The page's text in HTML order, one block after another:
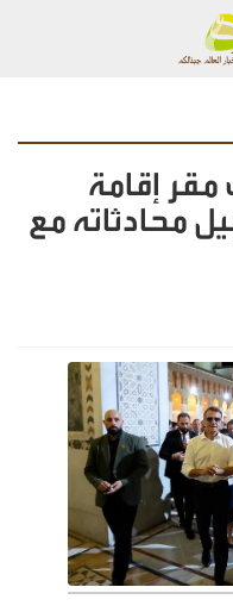
إقامة
محادثاته مع